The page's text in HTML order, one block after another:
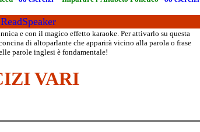
e con il magico effetto karaoke. Per attivarlo su questa
di altoparlante che apparirà vicino alla parola o frase
parole inglesi è fondamentale!
VARI